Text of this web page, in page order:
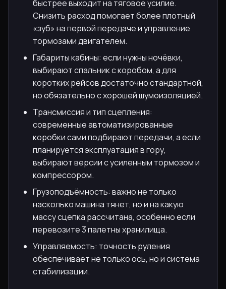
быстрее выходит на тяговое усилие.
Снизить расход помогает более плотный
«зуб» на первой передаче и управление
тормозами двигателем.
Габариты кабины: если нужны ночёвки,
выбирают спальник с коробом, а для
коротких рейсов достаточно стандартной,
но обязательно с хорошей шумоизоляцией.
Трансмиссия и тип сцепления:
современные автоматизированные
коробки сами подбирают передачи, а если
планируется эксплуатация в гору,
выбирают версии с усиленным тормозом и
компрессором.
Грузоподъёмность: важно не только
насколько машина тянет, но и на какую
массу сцепка рассчитана, особенно если
перевозите 3 палетны хранилища.
Управляемость: точность руления
обеспечивает не только ось, но и система
стабилизации.